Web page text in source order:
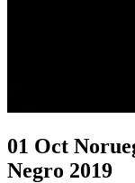
01 Oct
Negro 2019